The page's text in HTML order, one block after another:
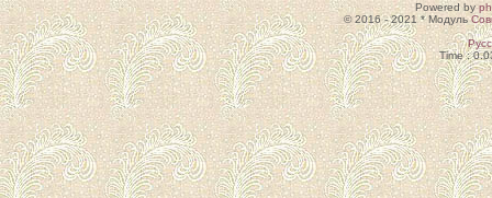
Powered by
© 2016 - 2021 * Модуль
Time :